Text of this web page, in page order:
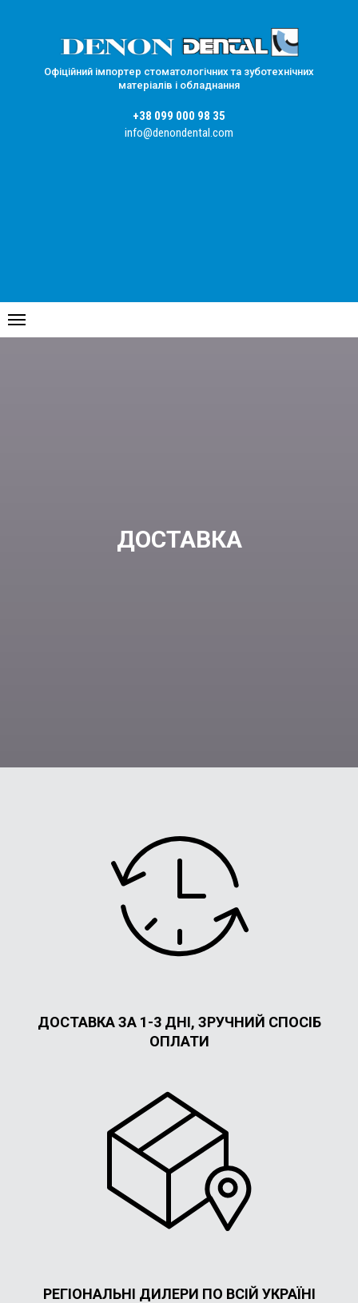
Офіційний імпортер стоматологічних та зуботехнічних
матеріалів і обладнання
+38 099 000 98 35
info@denondental.com
ДОСТАВКА
ДОСТАВКА ЗА 1-3 ДНІ, ЗРУЧНИЙ СПОСІБ
ОПЛАТИ
РЕГІОНАЛЬНІ ДИЛЕРИ ПО ВСІЙ УКРАЇНІ